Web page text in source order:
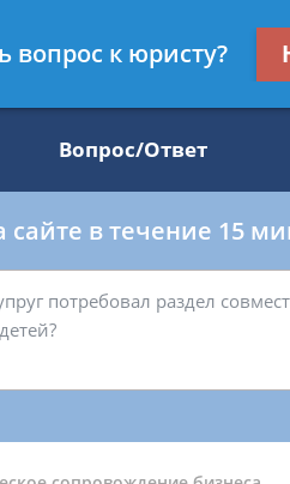
Вопрос/Ответ
в течение 15
вопрос к юристу?